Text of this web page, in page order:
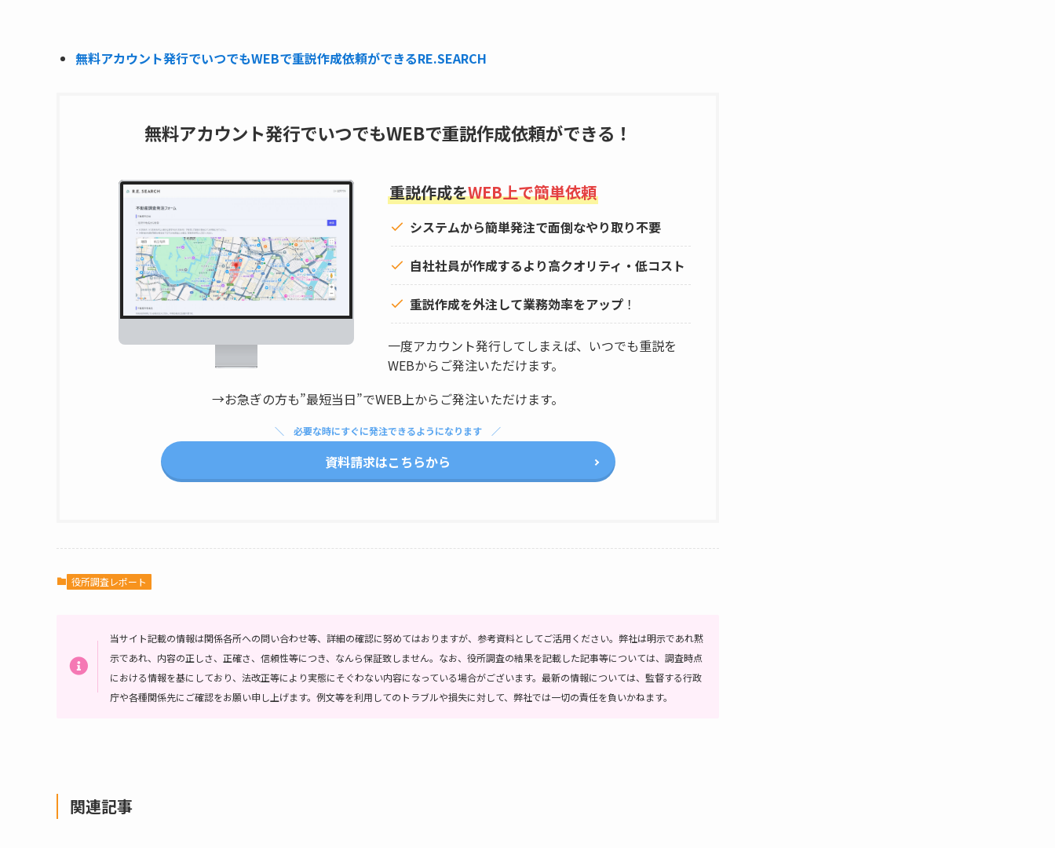
無料アカウント発行でいつでもWEBで重説作成依頼ができるRE.SEARCH
無料アカウント発行でいつでもWEBで重説作成依頼ができる！
重説作成をWEB上で簡単依頼
システムから簡単発注で面倒なやり取り不要
自社社員が作成するより高クオリティ・低コスト
重説作成を外注して業務効率をアップ ！
一度アカウント発行してしまえば、いつでも重説を
WEBからご発注いただけます。
→お急ぎの方も”最短当日”でWEB上からご発注いただけます。
必要な時にすぐに発注できるようになります
資料請求はこちらから
役所調査レポート
当サイト記載の情報は関係各所への問い合わせ等、詳細の確認に努めてはおりますが、参考資料としてご活用ください。弊社は明示であれ黙
示であれ、内容の正しさ、正確さ、信頼性等につき、なんら保証致しません。なお、役所調査の結果を記載した記事等については、調査時点
における情報を基にしており、法改正等により実態にそぐわない内容になっている場合がございます。最新の情報については、監督する行政
庁や各種関係先にご確認をお願い申し上げます。例文等を利用してのトラブルや損失に対して、弊社では一切の責任を負いかねます。
関連記事